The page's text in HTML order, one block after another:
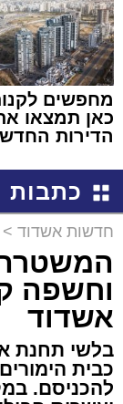
מחפשים
כאן תמצאו
הדירות
כתבות
חדשות אשדוד >
וחשפה
אשדוד
בלשי תחנת
כבית
להכניסם.